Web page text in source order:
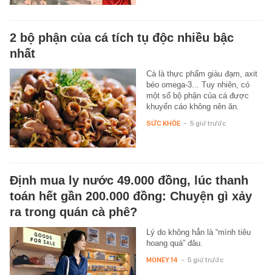
2 bộ phận của cá tích tụ độc nhiều bậc
nhất
Cá là thực phẩm giàu đạm, axit
béo omega-3... Tuy nhiên, có
một số bộ phận của cá được
khuyến cáo không nên ăn.
SỨC KHỎE - 5 giờ trước
Định mua ly nước 49.000 đồng, lúc thanh
toán hết gần 200.000 đồng: Chuyện gì xảy
ra trong quán cà phê?
Lý do không hẳn là “mình tiêu
hoang quá” đâu.
MONEY.14 - 5 giờ trước